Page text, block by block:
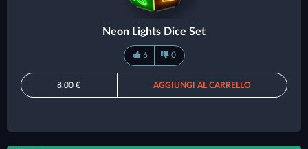
Neon Lights Dice Set
6 0
8,00 € AGGIUNGI AL CARRELLO